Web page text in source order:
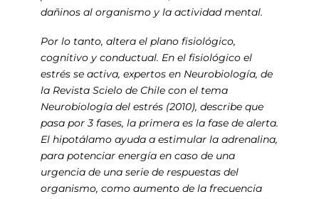
dañinos al organismo y la actividad mental.
Por lo tanto, altera el plano fisiológico,
cognitivo y conductual. En el fisiológico el
estrés se activa, expertos en Neurobiología, de
la Revista Scielo de Chile con el tema
Neurobiología del estrés (2010), describe que
pasa por 3 fases, la primera es la fase de alerta.
El hipotálamo ayuda a estimular la adrenalina,
para potenciar energía en caso de una
urgencia de una serie de respuestas del
organismo, como aumento de la frecuencia